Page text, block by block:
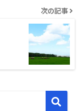
次の記事